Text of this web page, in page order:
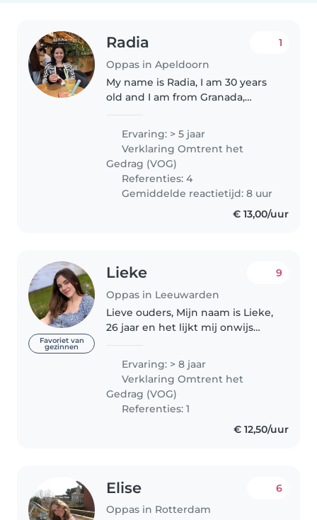
Radia
Oppas in Apeldoorn
1
My name is Radia, I am 30 years
old and I am from Granada,
in the Netherlands 10 months
now. I have been an Au Pair
since 2019. I have 1 year
experience..
Ervaring: > 5 jaar
Verklaring Omtrent het
Gedrag (VOG)
Referenties: 4
Gemiddelde reactietijd: 8 uur
€ 13,00/uur
Favoriet van
gezinnen
Lieke
Oppas in Leeuwarden
9
Lieve ouders, Mijn naam is Lieke,
26 jaar en het lijkt mij onwijs
warm en creatief. Met mijn
achtergrond als docent theater,..
Ervaring: > 8 jaar
Verklaring Omtrent het
Gedrag (VOG)
Referenties: 1
€ 12,50/uur
Elise
Oppas in Rotterdam
6